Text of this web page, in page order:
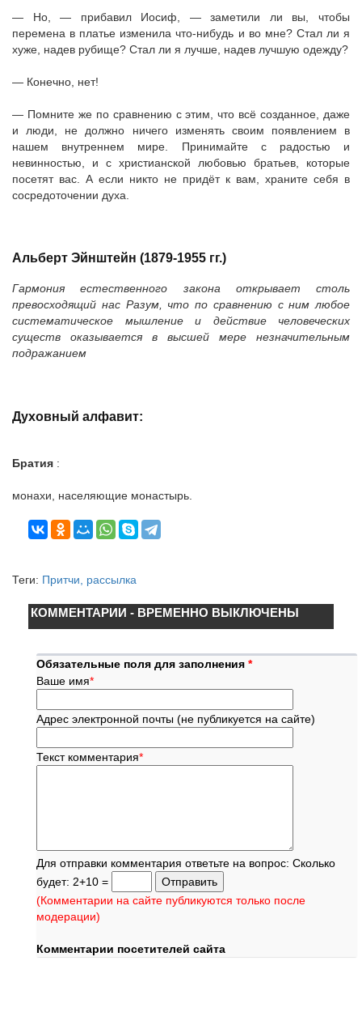
— Но, — прибавил Иосиф, — заметили ли вы, чтобы
перемена в платье изменила что-нибудь и во мне? Стал ли я
хуже, надев рубище? Стал ли я лучше, надев лучшую одежду?
— Конечно, нет!
— Помните же по сравнению с этим, что всё созданное, даже
и люди, не должно ничего изменять своим появлением в
нашем внутреннем мире. Принимайте с радостью и
невинностью, и с христианской любовью братьев, которые
посетят вас. А если никто не придёт к вам, храните себя в
сосредоточении духа.
Альберт Эйнштейн (1879-1955 гг.)
Гармония естественного закона открывает столь
превосходящий нас Разум, что по сравнению с ним любое
систематическое мышление и действие человеческих
существ оказывается в высшей мере незначительным
подражанием
Духовный алфавит:
Братия :
монахи, населяющие монастырь.
Теги: Притчи, рассылка
КОММЕНТАРИИ - ВРЕМЕННО ВЫКЛЮЧЕНЫ
Обязательные поля для заполнения *
Ваше имя*
Адрес электронной почты (не публикуется на сайте)
Текст комментария*
Для отправки комментария ответьте на вопрос: Сколько
будет: 2+10 =
(Комментарии на сайте публикуются только после
модерации)
Комментарии посетителей сайта